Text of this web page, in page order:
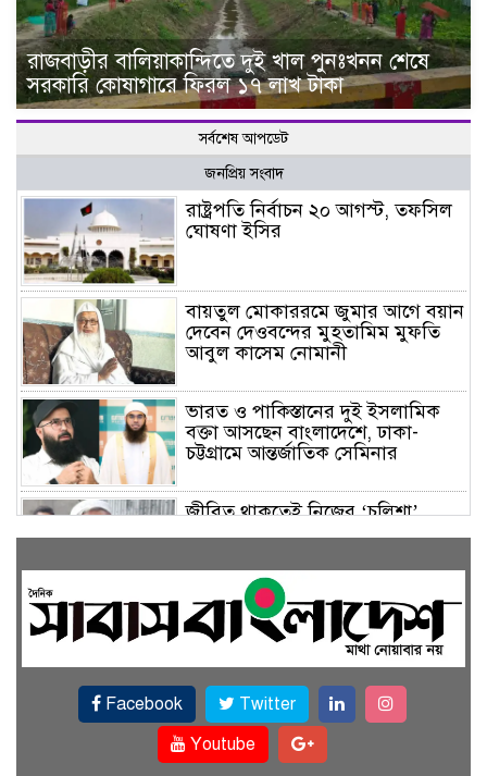
রাজবাড়ীর বালিয়াকান্দিতে দুই খাল পুনঃখনন শেষে
সরকারি কোষাগারে ফিরল ১৭ লাখ টাকা
সর্বশেষ আপডেট
জনপ্রিয় সংবাদ
রাষ্ট্রপতি নির্বাচন ২০ আগস্ট, তফসিল
ঘোষণা ইসির
বায়তুল মোকাররমে জুমার আগে বয়ান
দেবেন দেওবন্দের মুহতামিম মুফতি
আবুল কাসেম নোমানী
ভারত ও পাকিস্তানের দুই ইসলামিক
বক্তা আসছেন বাংলাদেশে, ঢাকা-
চট্টগ্রামে আন্তর্জাতিক সেমিনার
জীবিত থাকতেই নিজের ‘চল্লিশা’
করলেন বৃদ্ধ, খেলেন ২ হাজার মানুষ
বালিয়াকান্দিতে উপজেলা প্রশাসনের
আয়োজনে জুলাই গণঅভ্যুত্থান দিবস
একই জমিতে ধান, পাট, মাছ ও সবজি
চাষে সফলতার স্বপ্ন বুনছেন রাজবাড়ীর
কৃষক
Facebook
Twitter
Youtube